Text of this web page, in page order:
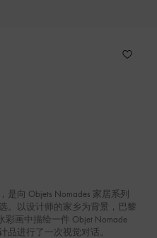
向 Objets Nomades 家居系列
。以设计师的家乡为背景，巴黎
彩画中描绘一件 Objet Nomade
品进行了一次视觉对话。